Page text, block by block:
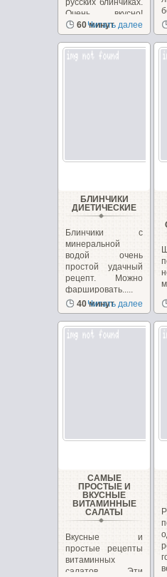
русских блинчиках.
Очень вкусно!
Необычно, на
сайте...
60 минут
Читать далее
БЛИНЧИКИ
ДИЕТИЧЕСКИЕ
Блинчики с
минеральной
водой очень
простой удачный
рецепт. Можно
фаршировать.....
40 минут
Читать далее
САМЫЕ
ПРОСТЫЕ И
ВКУСНЫЕ
ВИТАМИННЫЕ
САЛАТЫ
Вкусные и
простые рецепты
витаминных
салатов. Эти